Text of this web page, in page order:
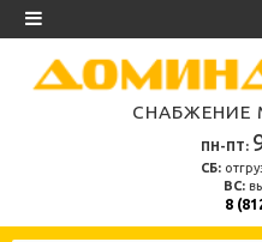
СНАБЖЕНИЕ
ПН-ПТ:
СБ:
ВС:
8